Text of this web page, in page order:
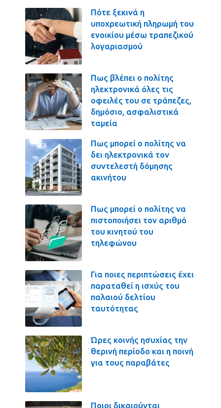
Πότε ξεκινά η
υποχρεωτική πληρωμή του
ενοικίου μέσω τραπεζικού
λογαριασμού
Πως βλέπει ο πολίτης
ηλεκτρονικά όλες τις
οφειλές του σε τράπεζες,
δημόσιο, ασφαλιστικά
ταμεία
Πως μπορεί ο πολίτης να
δει ηλεκτρονικά τον
συντελεστή δόμησης
ακινήτου
Πως μπορεί ο πολίτης να
πιστοποιήσει τον αριθμό
του κινητού του
τηλεφώνου
Για ποιες περιπτώσεις έχει
παραταθεί η ισχύς του
παλαιού δελτίου
ταυτότητας
Ώρες κοινής ησυχίας την
θερινή περίοδο και η ποινή
για τους παραβάτες
Ποιοι δικαιούνται